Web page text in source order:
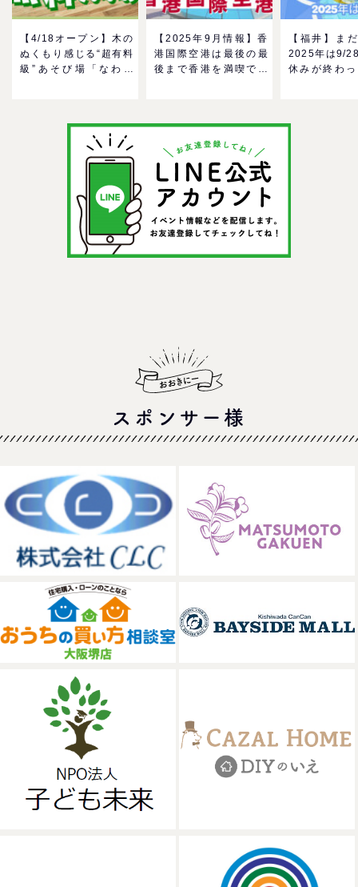
【4/18オープン】木の
ぬくもり感じる“超有料
級”あそび場「なわて
＠イオンモール四條畷
【2025年9月情報】香
港国際空港は最後の最
後まで香港を満喫でき
【福井】ま
2025年は9/
休みが終わ
スポンサー様